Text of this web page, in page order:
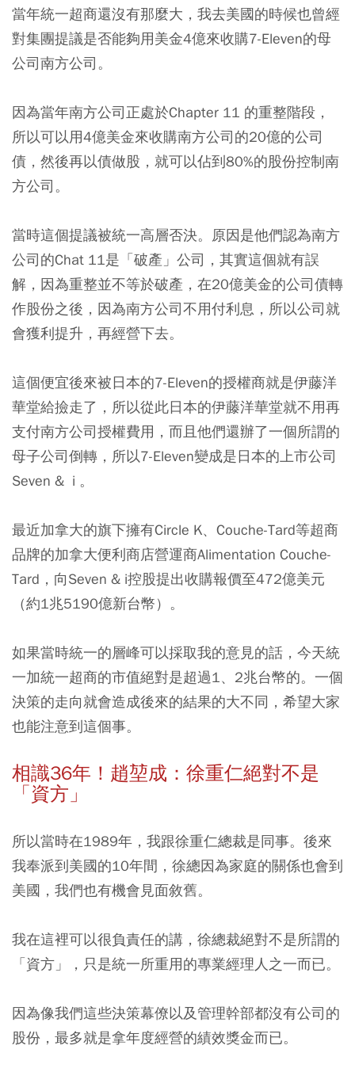
當年統一超商還沒有那麼大，我去美國的時候也曾經
對集團提議是否能夠用美金4億來收購7-Eleven的母
公司南方公司。
因為當年南方公司正處於Chapter 11 的重整階段，
所以可以用4億美金來收購南方公司的20億的公司
債，然後再以債做股，就可以佔到80%的股份控制南
方公司。
當時這個提議被統一高層否決。原因是他們認為南方
公司的Chat 11是「破產」公司，其實這個就有誤
解，因為重整並不等於破產，在20億美金的公司債轉
作股份之後，因為南方公司不用付利息，所以公司就
會獲利提升，再經營下去。
這個便宜後來被日本的7-Eleven的授權商就是伊藤洋
華堂給撿走了，所以從此日本的伊藤洋華堂就不用再
支付南方公司授權費用，而且他們還辦了一個所謂的
母子公司倒轉，所以7-Eleven變成是日本的上市公司
Seven & i 。
最近加拿大的旗下擁有Circle K、Couche-Tard等超商
品牌的加拿大便利商店營運商Alimentation Couche-
Tard，向Seven & i控股提出收購報價至472億美元
（約1兆5190億新台幣）。
如果當時統一的層峰可以採取我的意見的話，今天統
一加統一超商的市值絕對是超過1、2兆台幣的。一個
決策的走向就會造成後來的結果的大不同，希望大家
也能注意到這個事。
相識36年！趙堃成：徐重仁絕對不是
「資方」
所以當時在1989年，我跟徐重仁總裁是同事。後來
我奉派到美國的10年間，徐總因為家庭的關係也會到
美國，我們也有機會見面敘舊。
我在這裡可以很負責任的講，徐總裁絕對不是所謂的
「資方」，只是統一所重用的專業經理人之一而已。
因為像我們這些決策幕僚以及管理幹部都沒有公司的
股份，最多就是拿年度經營的績效獎金而已。